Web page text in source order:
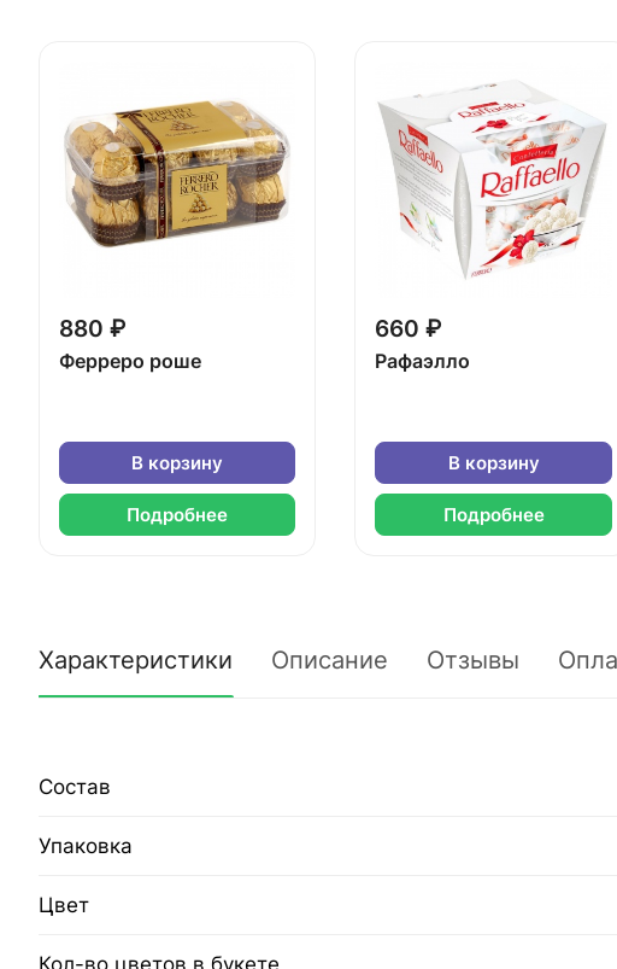
880 ₽
Ферреро роше
В корзину
Подробнее
660 ₽
Рафаэлло
В корзину
Подробнее
Характеристики Описание Отзывы
Состав
Упаковка
Цвет
Кол-во цветов в букете